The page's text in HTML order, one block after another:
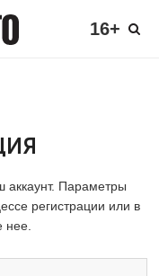
16+
Параметры
регистрации или в
нее.